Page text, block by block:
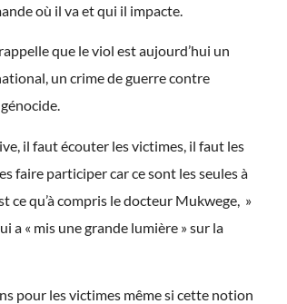
où il va et qui il impacte.
que le viol est aujourd’hui un
un crime de guerre contre
il faut écouter les victimes, il faut les
faire participer car ce sont les seules à
ce qu’à compris le docteur Mukwege, »
a « mis une grande lumière » sur la
pour les victimes même si cette notion